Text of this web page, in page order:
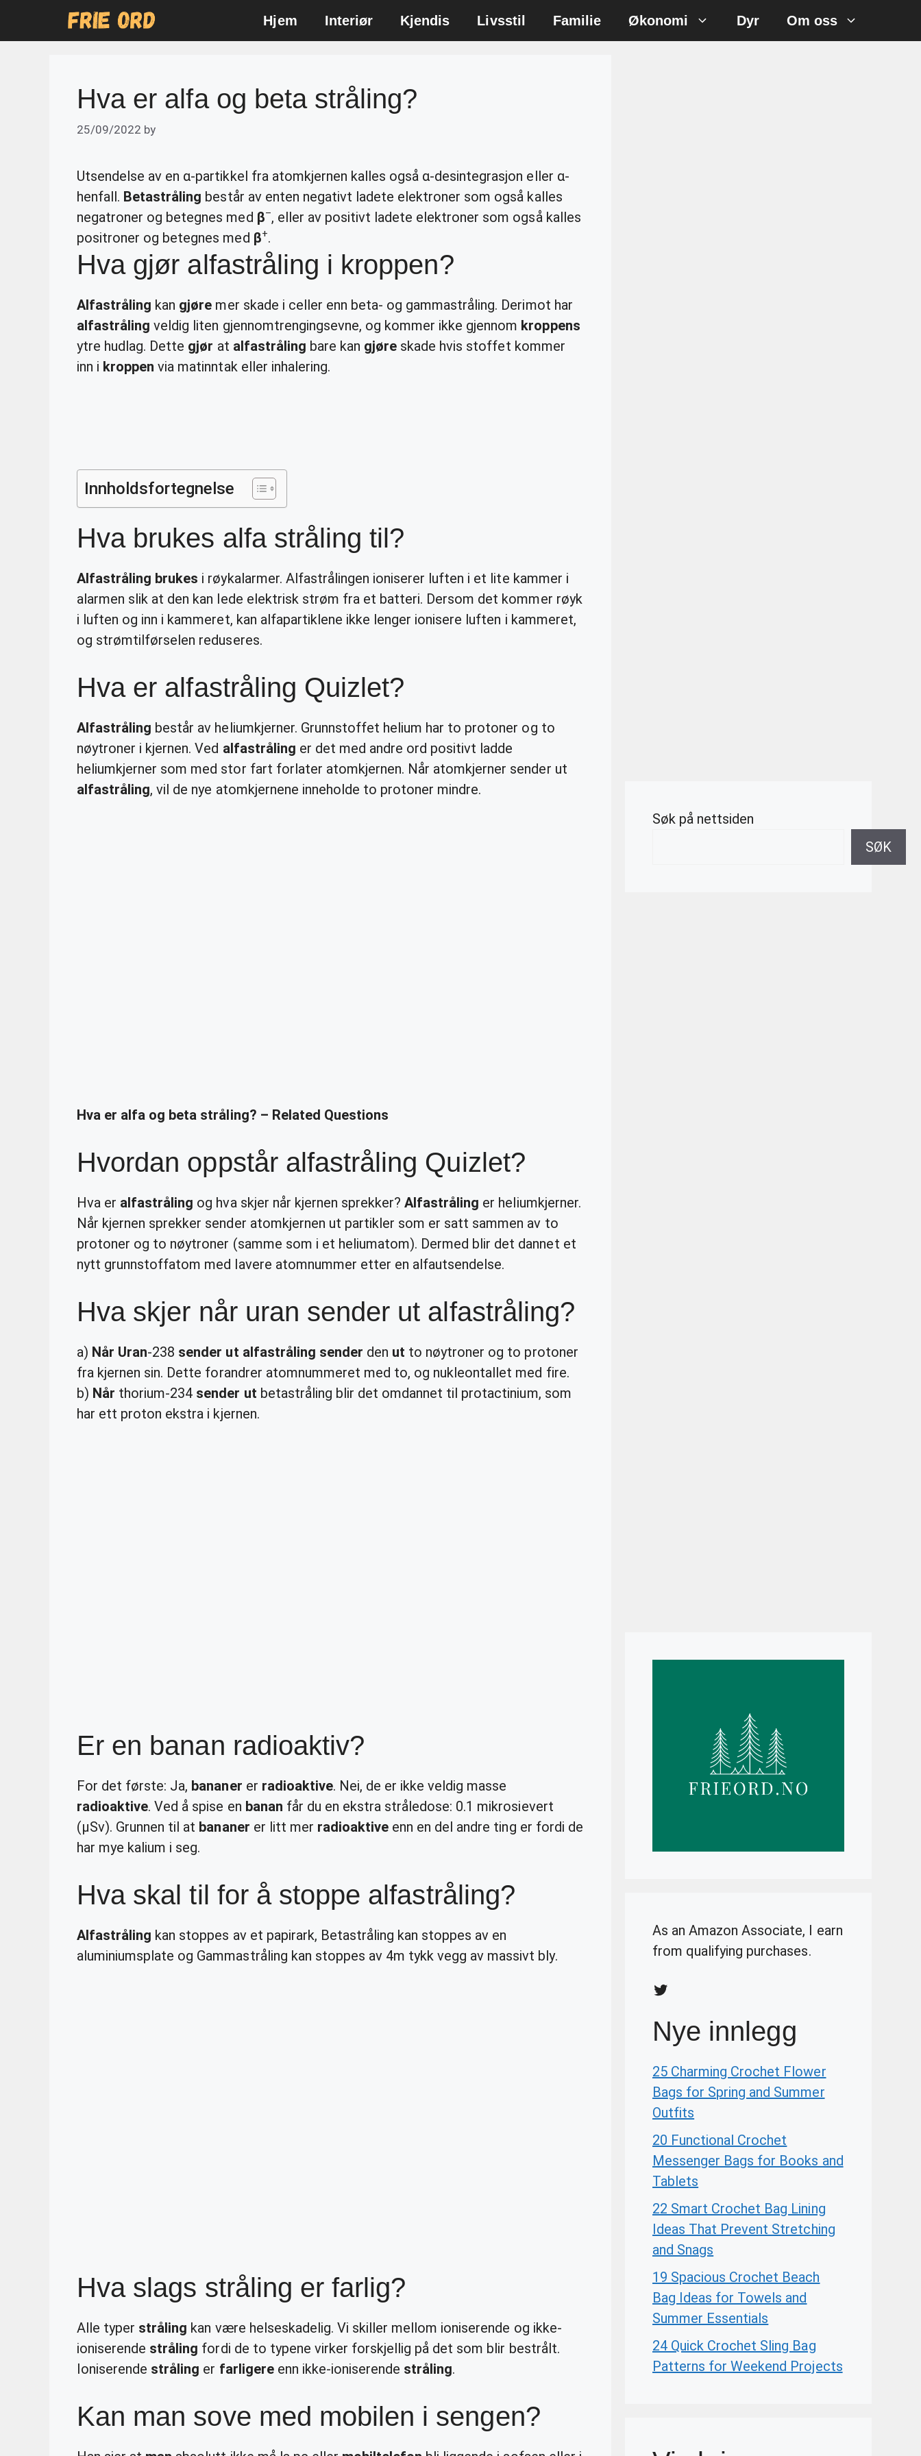
Hjem Interiør Kjendis Livsstil Familie Økonomi Dyr Om oss
Hva er alfa og beta stråling?
25/09/2022 by
Utsendelse av en α-partikkel fra atomkjernen kalles også α-desintegrasjon eller α-
henfall. Betastråling består av enten negativt ladete elektroner som også kalles
negatroner og betegnes med β–, eller av positivt ladete elektroner som også kalles
positroner og betegnes med β+.
Hva gjør alfastråling i kroppen?
Alfastråling kan gjøre mer skade i celler enn beta- og gammastråling. Derimot har
alfastråling veldig liten gjennomtrengingsevne, og kommer ikke gjennom kroppens
ytre hudlag. Dette gjør at alfastråling bare kan gjøre skade hvis stoffet kommer
inn i kroppen via matinntak eller inhalering.
Innholdsfortegnelse
Hva brukes alfa stråling til?
Alfastråling brukes i røykalarmer. Alfastrålingen ioniserer luften i et lite kammer i
alarmen slik at den kan lede elektrisk strøm fra et batteri. Dersom det kommer røyk
i luften og inn i kammeret, kan alfapartiklene ikke lenger ionisere luften i kammeret,
og strømtilførselen reduseres.
Hva er alfastråling Quizlet?
Alfastråling består av heliumkjerner. Grunnstoffet helium har to protoner og to
nøytroner i kjernen. Ved alfastråling er det med andre ord positivt ladde
heliumkjerner som med stor fart forlater atomkjernen. Når atomkjerner sender ut
alfastråling, vil de nye atomkjernene inneholde to protoner mindre.
Hva er alfa og beta stråling? – Related Questions
Hvordan oppstår alfastråling Quizlet?
Hva er alfastråling og hva skjer når kjernen sprekker?Alfastråling er heliumkjerner.
Når kjernen sprekker sender atomkjernen ut partikler som er satt sammen av to
protoner og to nøytroner (samme som i et heliumatom). Dermed blir det dannet et
nytt grunnstoffatom med lavere atomnummer etter en alfautsendelse.
Hva skjer når uran sender ut alfastråling?
a) Når Uran-238 sender ut alfastråling sender den ut to nøytroner og to protoner
fra kjernen sin. Dette forandrer atomnummeret med to, og nukleontallet med fire.
b) Når thorium-234 sender ut betastråling blir det omdannet til protactinium, som
har ett proton ekstra i kjernen.
Er en banan radioaktiv?
For det første: Ja, bananer er radioaktive. Nei, de er ikke veldig masse
radioaktive. Ved å spise en banan får du en ekstra stråledose: 0.1 mikrosievert
(μSv). Grunnen til at bananer er litt mer radioaktive enn en del andre ting er fordi de
har mye kalium i seg.
Hva skal til for å stoppe alfastråling?
Alfastråling kan stoppes av et papirark, Betastråling kan stoppes av en
aluminiumsplate og Gammastråling kan stoppes av 4m tykk vegg av massivt bly.
Hva slags stråling er farlig?
Alle typer stråling kan være helseskadelig. Vi skiller mellom ioniserende og ikke-
ioniserende stråling fordi de to typene virker forskjellig på det som blir bestrålt.
Ioniserende stråling er farligereenn ikke-ioniserende stråling.
Kan man sove med mobilen i sengen?
Søk på nettsiden
SØK
As an Amazon Associate, I earn
from qualifying purchases.
Twitter
Nye innlegg
25 Charming Crochet Flower
Bags for Spring and Summer
Outfits
20 Functional Crochet
Messenger Bags for Books and
Tablets
22 Smart Crochet Bag Lining
Ideas That Prevent Stretching
and Snags
19 Spacious Crochet Beach
Bag Ideas for Towels and
Summer Essentials
24 Quick Crochet Sling Bag
Patterns for Weekend Projects